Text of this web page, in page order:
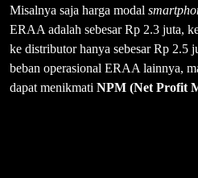
Misalnya saja harga modal
ERAA adalah sebesar Rp 2.3 juta,
ke distributor hanya sebesar Rp 2.5
beban operasional ERAA lainnya,
dapat menikmati NPM (Net Profit